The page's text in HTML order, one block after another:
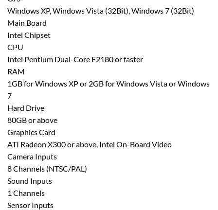
Windows XP, Windows Vista (32Bit), Windows 7 (32Bit)
Main Board
Intel Chipset
CPU
Intel Pentium Dual-Core E2180 or faster
RAM
1GB for Windows XP or 2GB for Windows Vista or Windows
7
Hard Drive
80GB or above
Graphics Card
ATI Radeon X300 or above, Intel On-Board Video
Camera Inputs
8 Channels (NTSC/PAL)
Sound Inputs
1 Channels
Sensor Inputs